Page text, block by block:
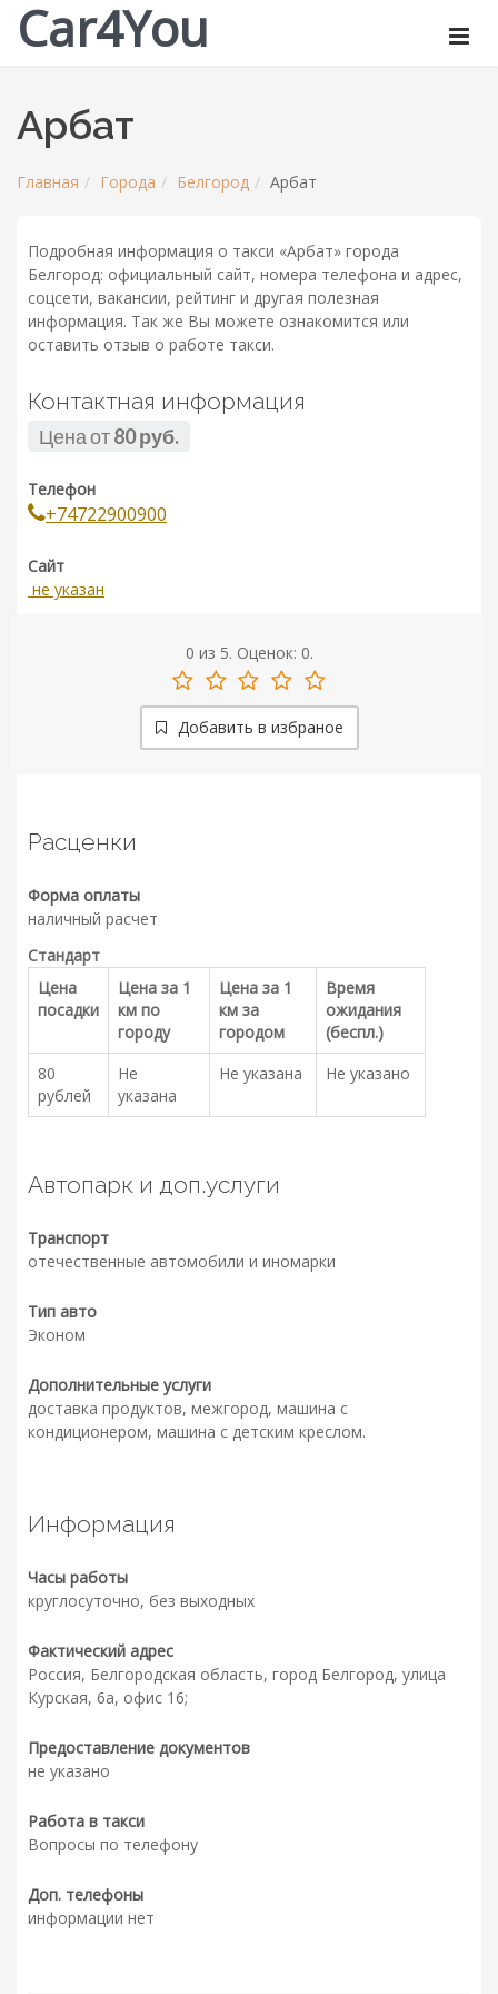
Car4You
Арбат
Главная Города Белгород Арбат
Подробная информация о такси «Арбат» города
Белгород: официальный сайт, номера телефона и адрес,
соцсети, вакансии, рейтинг и другая полезная
информация. Так же Вы можете ознакомится или
оставить отзыв о работе такси.
Контактная информация
Цена от80 руб.
Телефон
+74722900900
Сайт
не указан
0 из 5. Оценок: 0.
Добавить в избраное
Расценки
Форма оплаты
наличный расчет
Стандарт
Цена
посадки
Цена за 1
км по
городу
Цена за 1
км за
городом
Время
ожидания
(беспл.)
80
рублей
Не
указана
Не указана Не указано
Автопарк и доп.услуги
Транспорт
отечественные автомобили и иномарки
Тип авто
Эконом
Дополнительные услуги
доставка продуктов, межгород, машина с
кондиционером, машина с детским креслом.
Информация
Часы работы
круглосуточно, без выходных
Фактический адрес
Россия, Белгородская область, город Белгород, улица
Курская, 6а, офис 16;
Предоставление документов
не указано
Работа в такси
Вопросы по телефону
Доп. телефоны
информации нет